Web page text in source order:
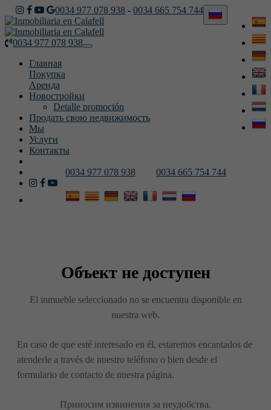
0034 977 078 938 - 0034 665 754 744
0034 977 078 938
Toggle
Главная
Покупка
Аренда
Новостройки
Detalle promoción
Продать свою недвижимость
Мы
Услуги
Контакты
0034 977 078 938 0034 665 754 744
Объект не доступен
El inmueble seleccionado no se encuentra disponible en
nuestra web.
En caso de que esté interesado en él, estaremos encantados de
atenderle a través de nuestro teléfono o bien desde el
formulario de contacto de nuestra página.
Приносим извинения за неудобства.